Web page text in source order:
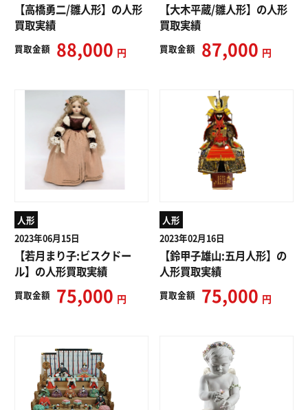
【高橋勇二/雛人形】の人形
買取実績
買取金額 88,000 円
【大木平蔵/雛人形】の人形
買取実績
買取金額 87,000 円
人形
2023年06月15日
【若月まり子:ビスクドー
ル】の人形買取実績
買取金額 75,000 円
人形
2023年02月16日
【鈴甲子雄山:五月人形】の
人形買取実績
買取金額 75,000 円